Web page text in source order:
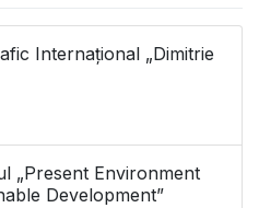
Internațional „Dimitrie
„Present Environment
Development”